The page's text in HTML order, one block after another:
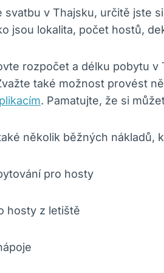
svatbu v Thajsku, určitě jste
jsou lokalita, počet hostů,
rozpočet a délku pobytu
také možnost provést
. Pamatujte, že si
několik běžných nákladů,
pro hosty
hosty z letiště